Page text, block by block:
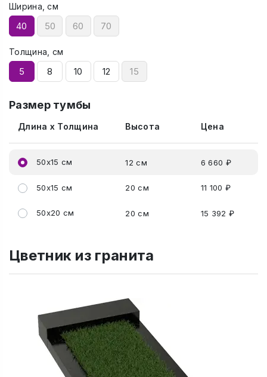
Ширина, см
40 50 60 70
Толщина, см
5 8 10 12 15
Размер тумбы
Длина x Толщина Высота Цена
50x15 см 12 см 6 660 ₽
50x15 см 20 см 11 100 ₽
50x20 см 20 см 15 392 ₽
Цветник из гранита